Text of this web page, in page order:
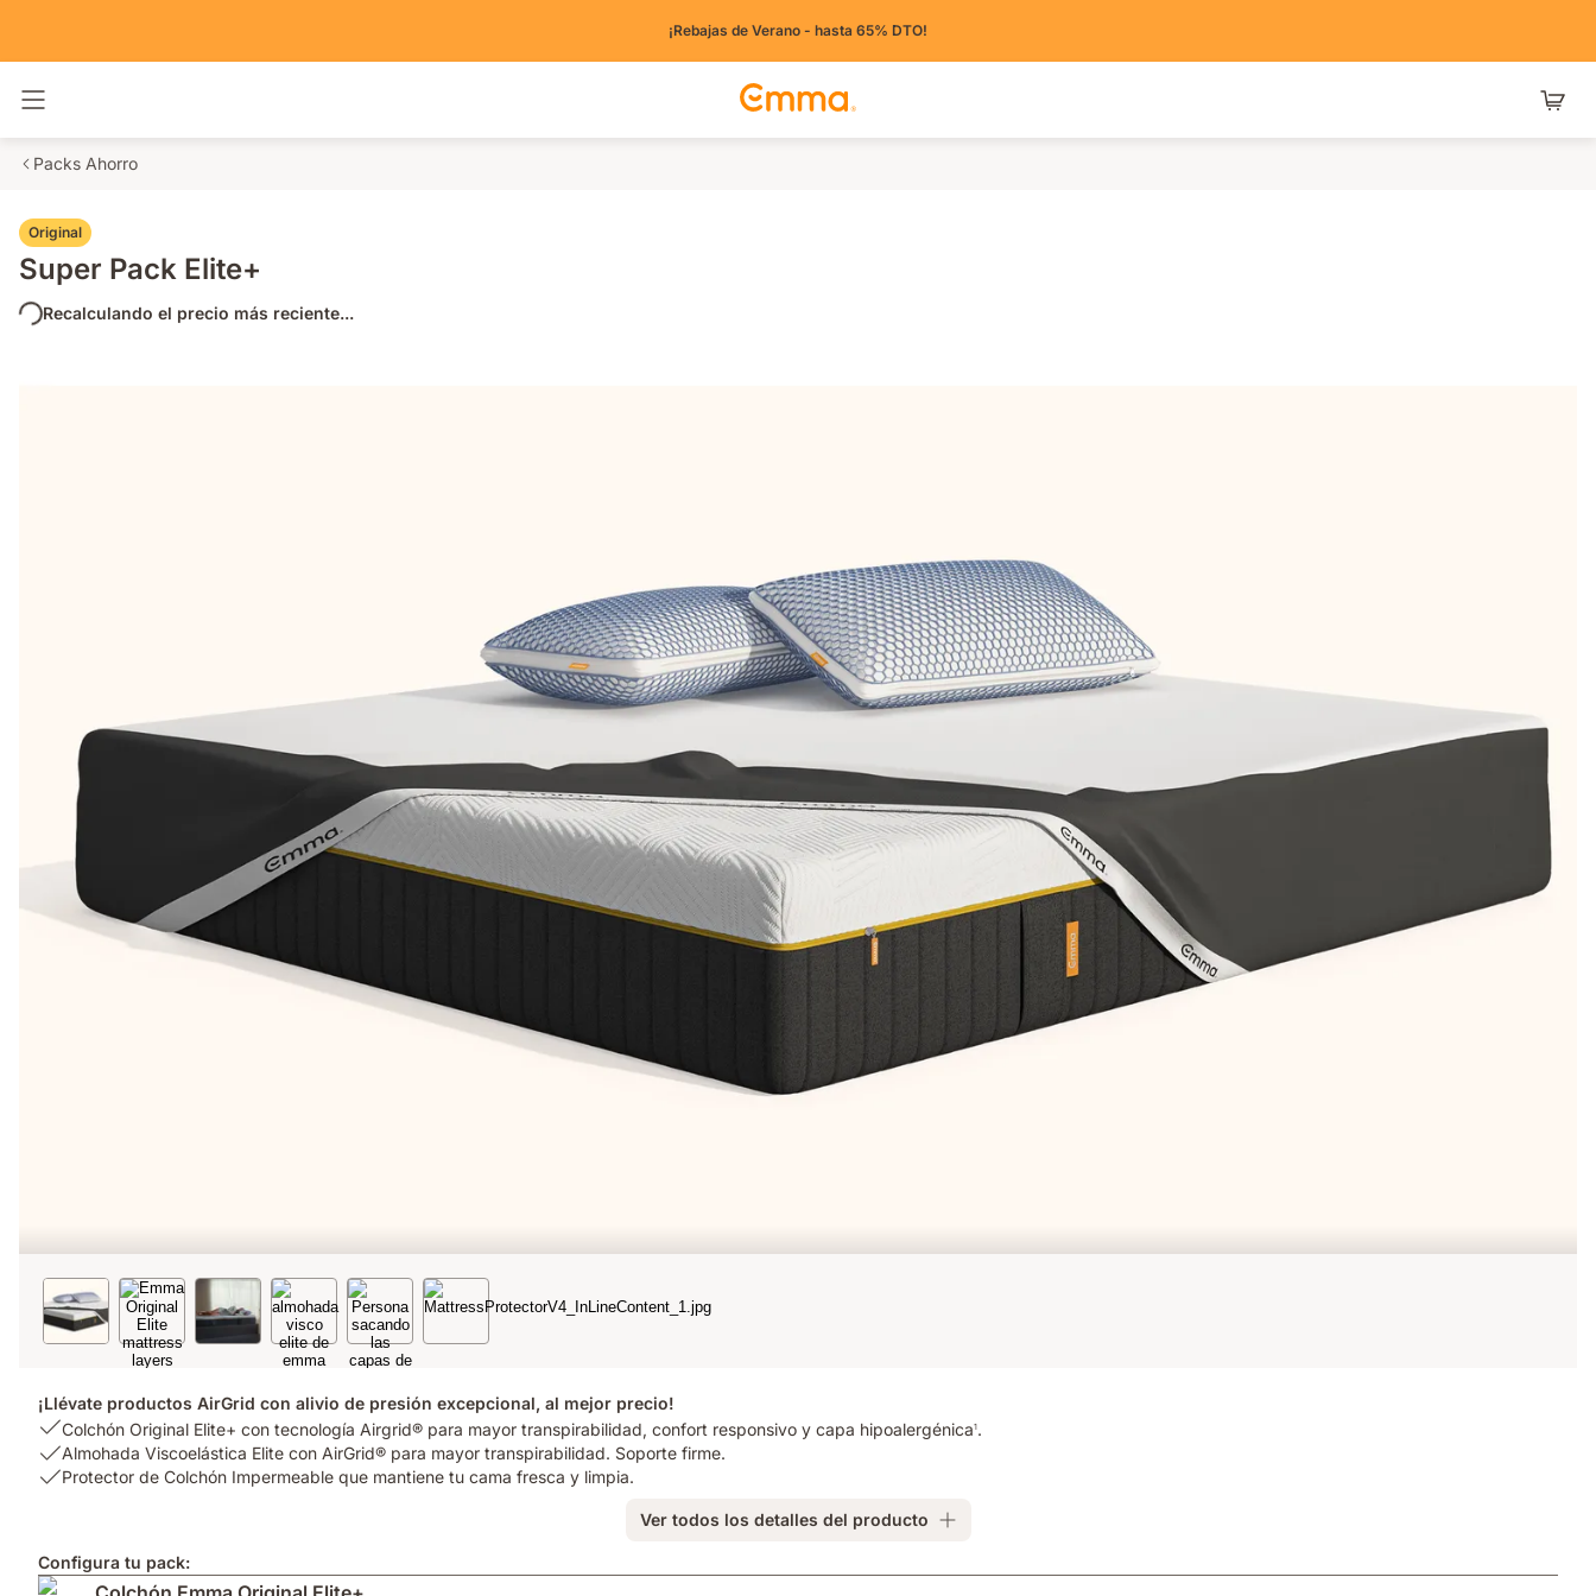
¡Rebajas de Verano - hasta 65% DTO!
Packs Ahorro
Original
Super Pack Elite+
Recalculando el precio más reciente...
¡Llévate productos AirGrid con alivio de presión excepcional, al mejor precio!
USP
1:
Colchón
tecnología
Airgrid®
Colchón Original Elite+ con tecnología Airgrid® para mayor transpirabilidad, confort responsivo y capa hipoalergénica1.
USP
2:
con
Almohada Viscoelástica Elite con AirGrid® para mayor transpirabilidad. Soporte firme.
USP
Colchón
Protector de Colchón Impermeable que mantiene tu cama fresca y limpia.
Ver todos los detalles del producto
Configura tu pack: